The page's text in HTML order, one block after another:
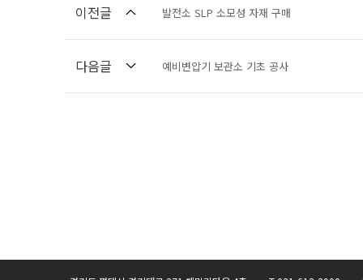
이전글 발전소 SLP 소모성 자재 구매
다음글 예비변압기 보관소 기초 공사